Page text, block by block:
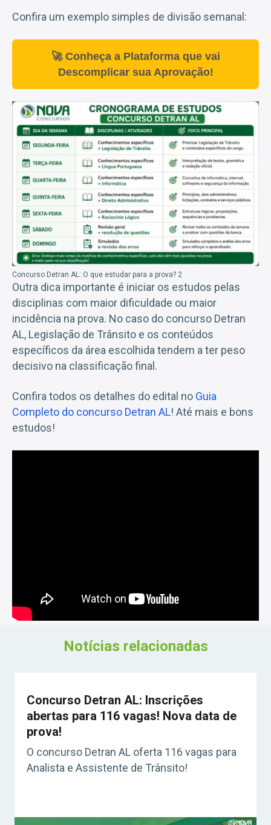
Confira um exemplo simples de divisão semanal:
🚀 Conheça a Plataforma que vai
Descomplicar sua Aprovação!
Concurso Detran AL: O que estudar para a prova? 2
Outra dica importante é iniciar os estudos pelas
disciplinas com maior dificuldade ou maior
incidência na prova. No caso do concurso Detran
AL, Legislação de Trânsito e os conteúdos
específicos da área escolhida tendem a ter peso
decisivo na classificação final.
Confira todos os detalhes do edital no Guia
Completo do concurso Detran AL! Até mais e bons
estudos!
Notícias relacionadas
Concurso Detran AL: Inscrições
abertas para 116 vagas! Nova data de
prova!
O concurso Detran AL oferta 116 vagas para
Analista e Assistente de Trânsito!